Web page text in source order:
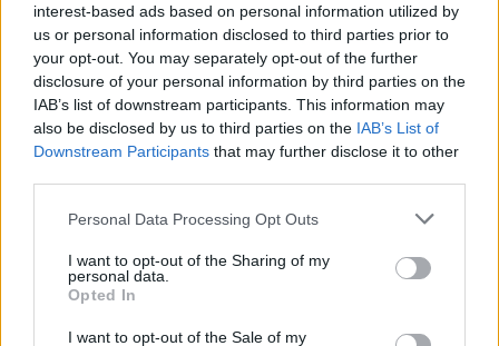
interest-based ads based on personal information utilized by
us or personal information disclosed to third parties prior to
your opt-out. You may separately opt-out of the further
disclosure of your personal information by third parties on the
IAB’s list of downstream participants. This information may
also be disclosed by us to third parties on the IAB’s List of
Downstream Participants that may further disclose it to other
Please note that this website/app uses one or more Google
not limited to your visit or usage behaviour. You may click to
grant or deny consent to Google and its third-party tags to
use your data for below specified purposes in below Google
consent section.
Personal Data Processing Opt Outs
I want to opt-out of the Sharing of my
personal data.
Opted In
I want to opt-out of the Sale of my
ΧΡΙΣΤΌΔΟΥΛΟΣ ΣΚΟΎΝΤΑΣ